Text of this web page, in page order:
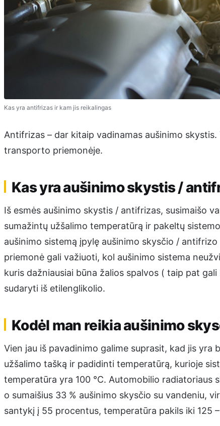
Kas yra antifrizas ir kam jis reikalingas
Antifrizas – dar kitaip vadinamas aušinimo
transporto priemonėje.
Kas yra aušinimo skystis /
Iš esmės aušinimo skystis / antifrizas, susimaišo
sumažintų užšalimo temperatūrą ir pakeltų
aušinimo sistemą įpylę aušinimo skysčio /
priemonė gali važiuoti, kol aušinimo sistema
kuris dažniausiai būna žalios spalvos ( taip pat
sudaryti iš etilenglikolio.
Kodėl man reikia aušinimo
Vien jau iš pavadinimo galime suprasit, kad jis
užšalimo tašką ir padidinti temperatūrą, kurioje
temperatūra yra 100 °C. Automobilio radiatoriaus
o sumaišius 33 % aušinimo skysčio su vandeniu,
santykį į 55 procentus, temperatūra pakils iki 125 –